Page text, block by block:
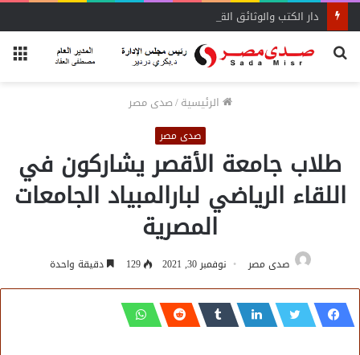
بحث
الرئيسية/صدى مصر
صدى مصر
طلاب جامعة الأقصر يشاركون في
اللقاء الرياضي لبارالمبياد الجامعات
المصرية
صدى مصر نوفمبر 30, 2021 129 دقيقة واحدة